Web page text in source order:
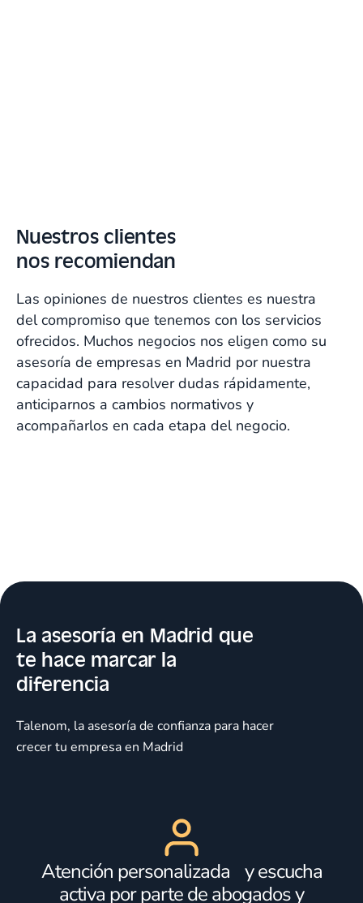
Garantizan rapidez, integración,
digitalización, cercanía y
profesionalidad. Nos ayudan cada
día, en todos los procesos.
Fatima Guillén,
CEO de MCI Group
Nuestros clientes
nos recomiendan
Las opiniones de nuestros clientes es nuestra
del compromiso que tenemos con los servicios
ofrecidos. Muchos negocios nos eligen como su
asesoría de empresas en Madrid por nuestra
capacidad para resolver dudas rápidamente,
anticiparnos a cambios normativos y
acompañarlos en cada etapa del negocio.
La asesoría en Madrid que
te hace marcar la
diferencia
Talenom, la asesoría de confianza para hacer
crecer tu empresa en Madrid
Atención personalizada y escucha
activa por parte de abogados y